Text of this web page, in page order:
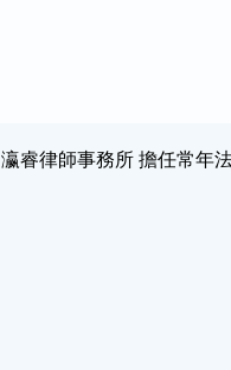
瀛睿律師事務所 擔任常年